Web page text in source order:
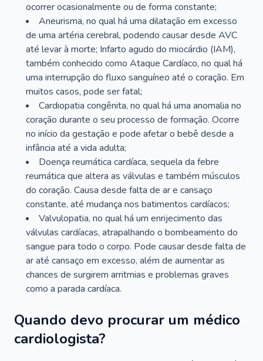
ocorrer ocasionalmente ou de forma constante;
Aneurisma, no qual há uma dilatação em excesso
de uma artéria cerebral, podendo causar desde AVC
até levar à morte; Infarto agudo do miocárdio (IAM),
também conhecido como Ataque Cardíaco, no qual há
uma interrupção do fluxo sanguíneo até o coração. Em
muitos casos, pode ser fatal;
Cardiopatia congênita, no qual há uma anomalia no
coração durante o seu processo de formação. Ocorre
no início da gestação e pode afetar o bebê desde a
infância até a vida adulta;
Doença reumática cardíaca, sequela da febre
reumática que altera as válvulas e também músculos
do coração. Causa desde falta de ar e cansaço
constante, até mudança nos batimentos cardíacos;
Valvulopatia, no qual há um enrijecimento das
válvulas cardíacas, atrapalhando o bombeamento do
sangue para todo o corpo. Pode causar desde falta de
ar até cansaço em excesso, além de aumentar as
chances de surgirem arritmias e problemas graves
como a parada cardíaca.
Quando devo procurar um médico
cardiologista?